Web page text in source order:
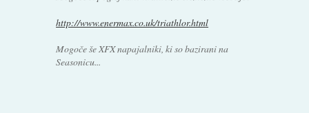
http://www.enermax.co.uk/triathlor.html
Mogoče še XFX napajalniki, ki so bazirani na
Seasonicu...